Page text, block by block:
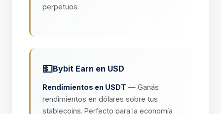
perpetuos.
💵Bybit Earn en USD
Rendimientos en USDT — Ganás
rendimientos en dólares sobre tus
stablecoins. Perfecto para la economía